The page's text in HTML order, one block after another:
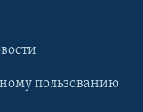
пользованию